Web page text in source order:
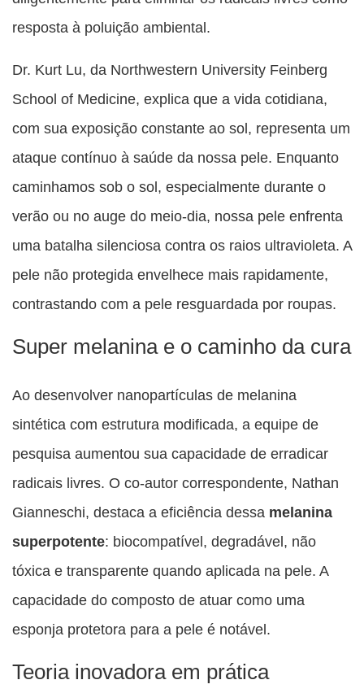
resposta à poluição ambiental.
Dr. Kurt Lu, da Northwestern University Feinberg
School of Medicine, explica que a vida cotidiana,
com sua exposição constante ao sol, representa um
ataque contínuo à saúde da nossa pele. Enquanto
caminhamos sob o sol, especialmente durante o
verão ou no auge do meio-dia, nossa pele enfrenta
uma batalha silenciosa contra os raios ultravioleta. A
pele não protegida envelhece mais rapidamente,
contrastando com a pele resguardada por roupas.
Super melanina e o caminho da cura
Ao desenvolver nanopartículas de melanina
sintética com estrutura modificada, a equipe de
pesquisa aumentou sua capacidade de erradicar
radicais livres. O co-autor correspondente, Nathan
Gianneschi, destaca a eficiência dessa melanina
superpotente: biocompatível, degradável, não
tóxica e transparente quando aplicada na pele. A
capacidade do composto de atuar como uma
esponja protetora para a pele é notável.
Teoria inovadora em prática